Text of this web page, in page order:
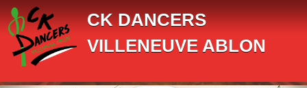
CK DANCERS
VILLENEUVE ABLON
Panneau de gestion des cookies